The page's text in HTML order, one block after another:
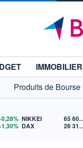
IMMOBILIER
Produits de Bourse
NIKKEI 65
DAX
26